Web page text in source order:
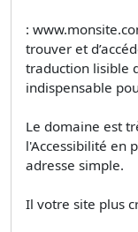
:
trouver et
traduction lisible
indispensable
Le domaine est
l'Accessibilité en
adresse simple.
Il votre site plus